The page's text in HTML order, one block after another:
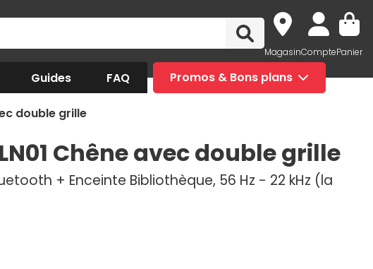
MagasinComptePanier
Guides FAQ Promos & Bons plans
double grille
Chêne avec double grille
+ Enceinte Bibliothèque, 56 Hz - 22 kHz (la